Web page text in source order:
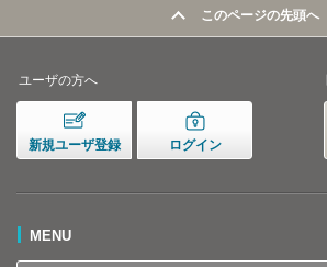
このページの先頭へ
ユーザの方へ
新規ユーザ登録 ログイン
MENU